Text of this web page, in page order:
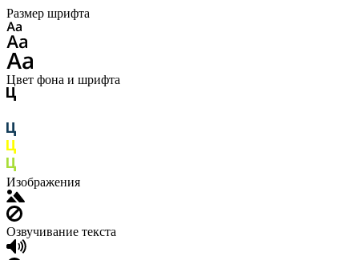
Размер шрифта
Цвет фона и шрифта
Изображения
Озвучивание текста